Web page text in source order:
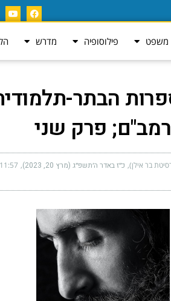
משפט פילוסופיה מדרש
הבתר-
פרק שני
בר אילן) כ״ז באדר ה׳תשפ״ג (מרץ 20, 2023) 11:57 am